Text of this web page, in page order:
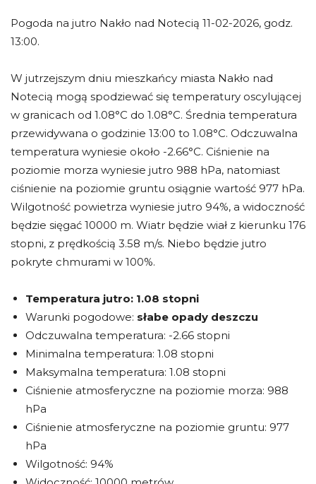
Pogoda na jutro Nakło nad Notecią 11-02-2026, godz.
13:00.
W jutrzejszym dniu mieszkańcy miasta Nakło nad
Notecią mogą spodziewać się temperatury oscylującej
w granicach od 1.08°C do 1.08°C. Średnia temperatura
przewidywana o godzinie 13:00 to 1.08°C. Odczuwalna
temperatura wyniesie około -2.66°C. Ciśnienie na
poziomie morza wyniesie jutro 988 hPa, natomiast
ciśnienie na poziomie gruntu osiągnie wartość 977 hPa.
Wilgotność powietrza wyniesie jutro 94%, a widoczność
będzie sięgać 10000 m. Wiatr będzie wiał z kierunku 176
stopni, z prędkością 3.58 m/s. Niebo będzie jutro
pokryte chmurami w 100%.
Temperatura jutro: 1.08 stopni
Warunki pogodowe: słabe opady deszczu
Odczuwalna temperatura: -2.66 stopni
Minimalna temperatura: 1.08 stopni
Maksymalna temperatura: 1.08 stopni
Ciśnienie atmosferyczne na poziomie morza: 988
hPa
Ciśnienie atmosferyczne na poziomie gruntu: 977
hPa
Wilgotność: 94%